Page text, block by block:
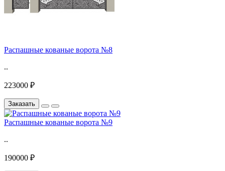
Распашные кованые ворота №8
..
223000 ₽
Заказать
Распашные кованые ворота №9
..
190000 ₽